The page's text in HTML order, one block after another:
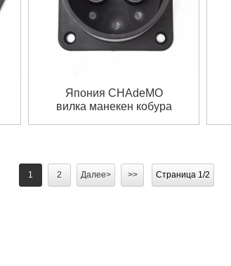
Япония CHAdeMO
вилка манекен кобура
1 2 Далее> >> Страница 1/2